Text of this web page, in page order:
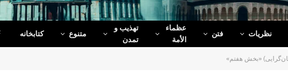
نظریات فتن
عظماء‌
الأمة
تهذیب و
تمدن
متنوع کتابخانه
«بخش هفتم»